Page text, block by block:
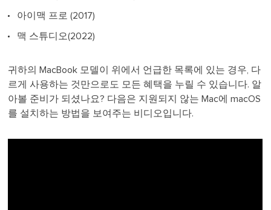
아이맥 프로 (2017)
맥 스튜디오(2022)
귀하의 MacBook 모델이 위에서 언급한 목록에 있는 경우, 다
르게 사용하는 것만으로도 모든 혜택을 누릴 수 있습니다. 알
아볼 준비가 되셨나요? 다음은 지원되지 않는 Mac에 macOS
를 설치하는 방법을 보여주는 비디오입니다.